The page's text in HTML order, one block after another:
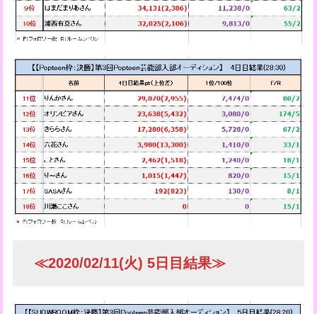
≪2020/02/11(火) 5日目結果≫